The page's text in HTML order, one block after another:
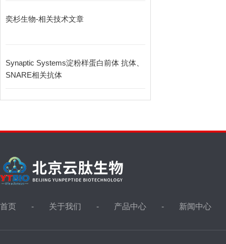
奕杉生物-相关技术文章
Synaptic Systems淀粉样蛋白前体 抗体、
SNARE相关抗体
首页 关于我们 产品中心 新闻中心